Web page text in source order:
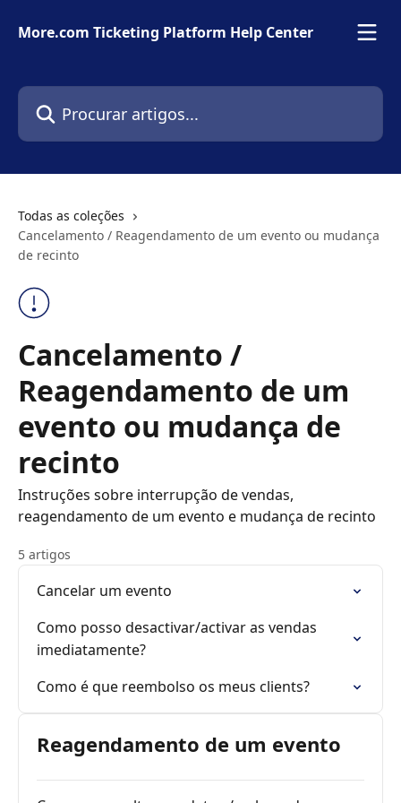
More.com Ticketing Platform Help Center
Procurar artigos...
Todas as coleções
Cancelamento / Reagendamento de um evento ou mudança
de recinto
Cancelamento /
Reagendamento de um
evento ou mudança de
recinto
Instruções sobre interrupção de vendas,
reagendamento de um evento e mudança de recinto
5 artigos
Cancelar um evento
Como posso desactivar/activar as vendas
imediatamente?
Como é que reembolso os meus clients?
Reagendamento de um evento